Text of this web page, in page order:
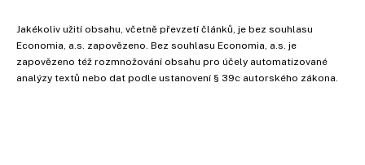
Jakékoliv užití obsahu, včetně převzetí článků, je bez souhlasu
Economia, a.s. zapovězeno. Bez souhlasu Economia, a.s. je
zapovězeno též rozmnožování obsahu pro účely automatizované
analýzy textů nebo dat podle ustanovení § 39c autorského zákona.